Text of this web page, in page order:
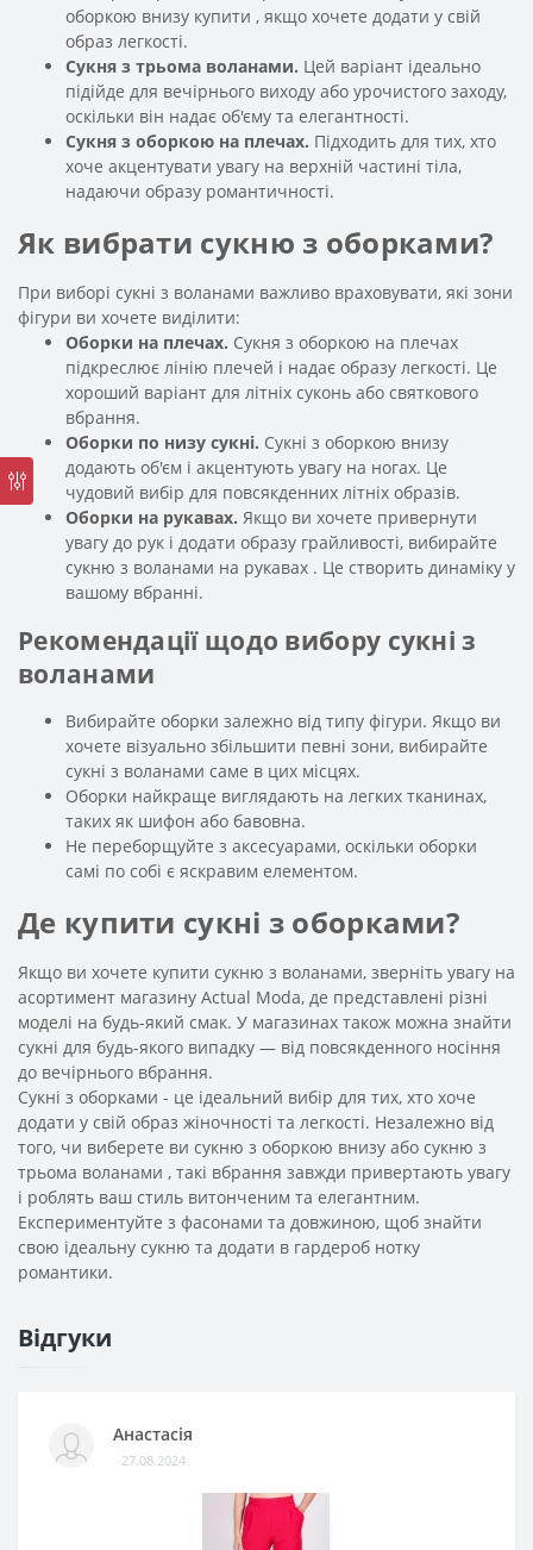
оборкою внизу купити , якщо хочете додати у свій
образ легкості.
Сукня з трьома воланами. Цей варіант ідеально
підійде для вечірнього виходу або урочистого заходу,
оскільки він надає об'єму та елегантності.
Сукня з оборкою на плечах. Підходить для тих, хто
хоче акцентувати увагу на верхній частині тіла,
надаючи образу романтичності.
Як вибрати сукню з оборками?
При виборі сукні з воланами важливо враховувати, які зони
фігури ви хочете виділити:
Оборки на плечах. Сукня з оборкою на плечах
підкреслює лінію плечей і надає образу легкості. Це
хороший варіант для літніх суконь або святкового
вбрання.
Оборки по низу сукні. Сукні з оборкою внизу
додають об'єм і акцентують увагу на ногах. Це
чудовий вибір для повсякденних літніх образів.
Оборки на рукавах. Якщо ви хочете привернути
увагу до рук і додати образу грайливості, вибирайте
сукню з воланами на рукавах . Це створить динаміку у
вашому вбранні.
Рекомендації щодо вибору сукні з
воланами
Вибирайте оборки залежно від типу фігури. Якщо ви
хочете візуально збільшити певні зони, вибирайте
сукні з воланами саме в цих місцях.
Оборки найкраще виглядають на легких тканинах,
таких як шифон або бавовна.
Не переборщуйте з аксесуарами, оскільки оборки
самі по собі є яскравим елементом.
Де купити сукні з оборками?
Якщо ви хочете купити сукню з воланами, зверніть увагу на
асортимент магазину Actual Moda, де представлені різні
моделі на будь-який смак. У магазинах також можна знайти
сукні для будь-якого випадку — від повсякденного носіння
до вечірнього вбрання.
Сукні з оборками - це ідеальний вибір для тих, хто хоче
додати у свій образ жіночності та легкості. Незалежно від
того, чи виберете ви сукню з оборкою внизу або сукню з
трьома воланами , такі вбрання завжди привертають увагу
і роблять ваш стиль витонченим та елегантним.
Експериментуйте з фасонами та довжиною, щоб знайти
свою ідеальну сукню та додати в гардероб нотку
романтики.
Відгуки
Анастасія
27.08.2024